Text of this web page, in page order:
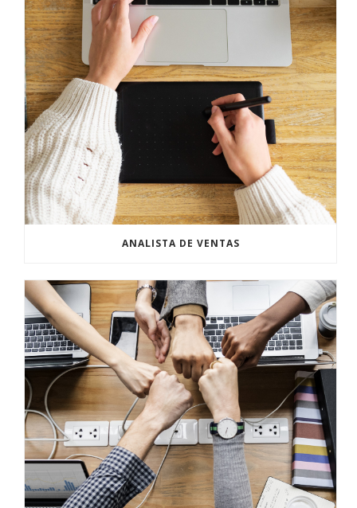
ANALISTA DE VENTAS